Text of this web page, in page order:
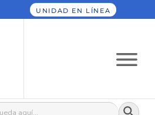
UNIDAD EN LÍNEA
Botón